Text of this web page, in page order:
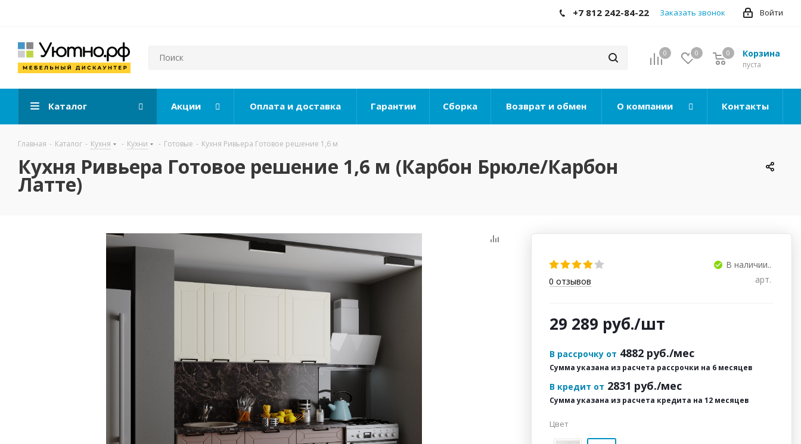
Войти
+7 812 242-84-22 Заказать звонок
0 0 Корзина
0
пуста
0
Каталог Акции Оплата и доставка Гарантии Сборка Возврат и обмен О компании Контакты
Главная - Каталог - Кухня - Кухни - Готовые - Кухня Ривьера Готовое решение 1,6 м
Кухня Ривьера Готовое решение 1,6 м (Карбон Брюле/Карбон
Латте)
0 отзывов
В наличии..
арт.
29 289 руб./шт
В рассрочку от 4882 руб./мес
Сумма указана из расчета рассрочки на 6 месяцев
В кредит от 2831 руб./мес
Сумма указана из расчета кредита на 12 месяцев
Цвет